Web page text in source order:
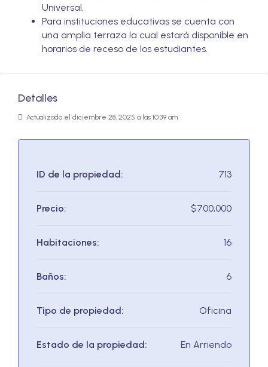
Universal.
Para instituciones educativas se cuenta con
una amplia terraza la cual estará disponible en
horarios de receso de los estudiantes.
Detalles
Actualizado el diciembre 28, 2025 a las 10:39 am
ID de la propiedad: 713
Precio: $700,000
Habitaciones: 16
Baños: 6
Tipo de propiedad: Oficina
Estado de la propiedad: En Arriendo